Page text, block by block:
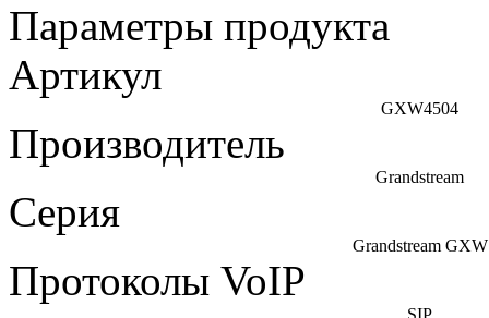
Параметры продукта
Артикул
GXW4504
Производитель
Grandstream
Серия
Grandstream GXW
Протоколы VoIP
SIP